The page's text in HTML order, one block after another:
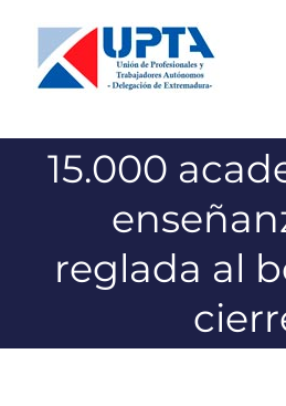
contenido
15.000
reglada al